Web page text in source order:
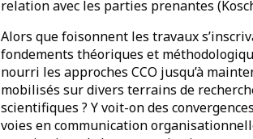
relation avec les parties prenantes
Alors que foisonnent les travaux
fondements théoriques et
nourri les approches CCO jusqu’à
mobilisés sur divers terrains de
scientifiques ? Y voit-on des
voies en communication